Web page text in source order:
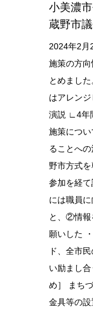
小美濃
蔵野市
2024年2月
施策の方
とめまし
はアレン
演説 ∟4年
施策につ
ることへ
野市方式
参加を経
には職員
と、②情報
願いした
ド、全市
い励まし
め］ まち
金具等の